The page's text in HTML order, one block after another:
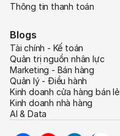
Thông tin thanh toán
Blogs
Tài chính - Kế toán
Quản trị nguồn nhân lực
Marketing - Bán hàng
Quản lý - Điều hành
Kinh doanh cửa hàng bán lẻ
Kinh doanh nhà hàng
AI & Data